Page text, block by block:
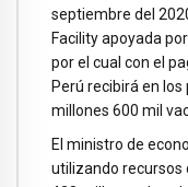
septiembre del
Facility apoyada
por el cual con el
Perú recibirá en
millones 600 mil
El ministro de
utilizando recursos